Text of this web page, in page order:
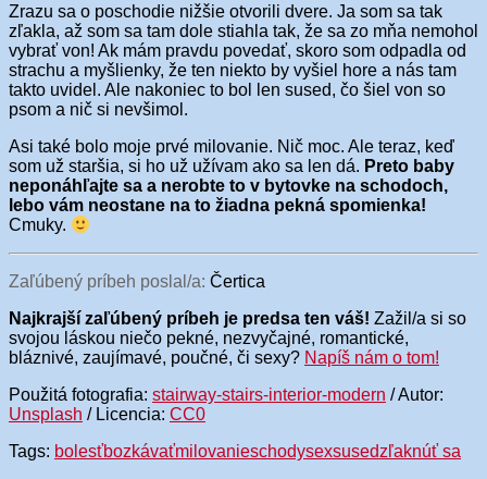
Zrazu sa o poschodie nižšie otvorili dvere. Ja som sa tak
zľakla, až som sa tam dole stiahla tak, že sa zo mňa nemohol
vybrať von! Ak mám pravdu povedať, skoro som odpadla od
strachu a myšlienky, že ten niekto by vyšiel hore a nás tam
takto uvidel. Ale nakoniec to bol len sused, čo šiel von so
psom a nič si nevšimol.
Asi také bolo moje prvé milovanie. Nič moc. Ale teraz, keď
som už staršia, si ho už užívam ako sa len dá. Preto baby
neponáhľajte sa a nerobte to v bytovke na schodoch,
lebo vám neostane na to žiadna pekná spomienka!
Cmuky.
Zaľúbený príbeh poslal/a: Čertica
Najkrajší zaľúbený príbeh je predsa ten váš! Zažil/a si so
svojou láskou niečo pekné, nezvyčajné, romantické,
bláznivé, zaujímavé, poučné, či sexy? Napíš nám o tom!
Použitá fotografia: stairway-stairs-interior-modern / Autor:
Unsplash / Licencia: CC0
Tags: bolesťbozkávaťmilovanieschodysexsusedzľaknúť sa